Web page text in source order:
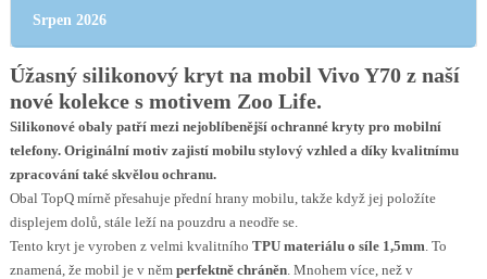
Srpen 2026
Úžasný silikonový kryt na mobil Vivo Y70 z naší
nové kolekce s motivem Zoo Life.
Silikonové obaly patří mezi nejoblíbenější ochranné kryty pro mobilní
telefony. Originální motiv zajistímobilustylový vzhled a díky kvalitnímu
zpracování také skvělou ochranu.
Obal TopQ mírně přesahuje přední hrany mobilu, takže když jej položíte
displejem dolů, stále leží na pouzdru a neodře se.
Tento kryt je vyroben z velmi kvalitního TPU materiálu o síle 1,5mm . To
znamená, že mobil je v němperfektně chráněn. Mnohem více, než v